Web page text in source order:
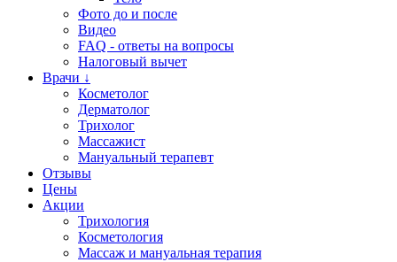
Фото до и после
Видео
FAQ - ответы на вопросы
Налоговый вычет
Врачи ↓
Косметолог
Дерматолог
Трихолог
Массажист
Мануальный терапевт
Отзывы
Цены
Акции
Трихология
Косметология
Массаж и мануальная терапия